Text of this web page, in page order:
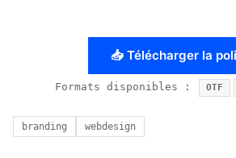
📥 Télécharger la
Formats disponibles : OTF
branding webdesign